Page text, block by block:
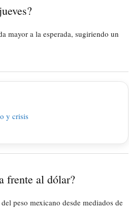
mayor a la esperada, sugiriendo un
frente al dólar?
peso mexicano desde mediados de